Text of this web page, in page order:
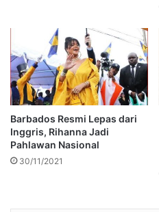
Barbados Resmi Lepas dari
Inggris, Rihanna Jadi
Pahlawan Nasional
30/11/2021